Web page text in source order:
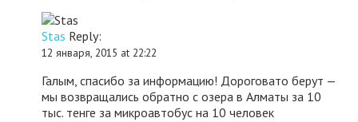
Stas Reply:
12 января, 2015 at 22:22
Галым, спасибо за информацию! Дороговато берут —
мы возвращались обратно с озера в Алматы за 10
тыс. тенге за микроавтобус на 10 человек